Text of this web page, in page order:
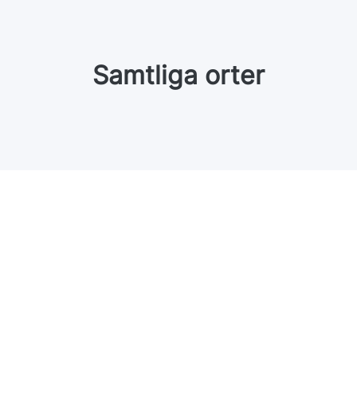
Samtliga orter